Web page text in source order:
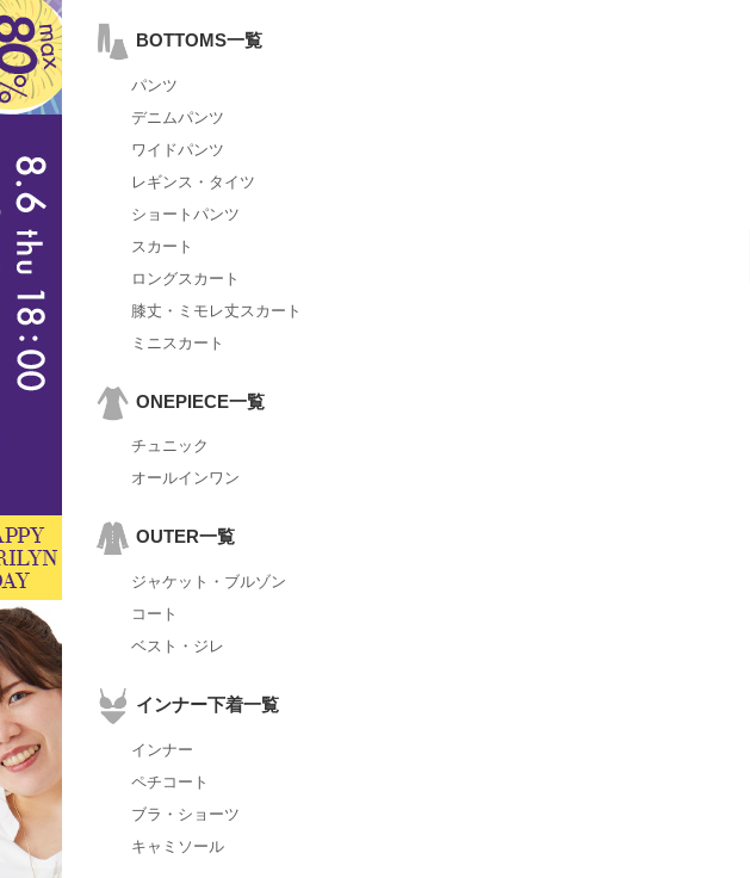
BOTTOMS一覧
パンツ
デニムパンツ
ワイドパンツ
レギンス・タイツ
ショートパンツ
スカート
ロングスカート
膝丈・ミモレ丈スカート
ミニスカート
ONEPIECE一覧
チュニック
オールインワン
OUTER一覧
ジャケット・ブルゾン
コート
ベスト・ジレ
インナー下着一覧
インナー
ペチコート
ブラ・ショーツ
キャミソール